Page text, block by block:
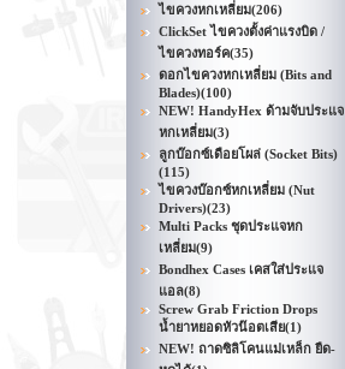
ไขควงหกเหลี่ยม(206)
ClickSet ไขควงตั้งค่าแรงบิด /
ไขควงทอร์ค(35)
ดอกไขควงหกเหลี่ยม (Bits and
Blades)(100)
NEW! HandyHex ด้ามจับประแจ
หกเหลี่ยม(3)
ลูกบ๊อกซ์เดือยโผล่ (Socket Bits)
(115)
ไขควงบ๊อกซ์หกเหลี่ยม (Nut
Drivers)(23)
Multi Packs ชุดประแจหก
เหลี่ยม(9)
Bondhex Cases เคสใส่ประแจ
แอล(8)
Screw Grab Friction Drops
น้ำยาหยอดหัวน๊อตเสีย(1)
NEW! ถาดซิลิโคนแม่เหล็ก ยืด-